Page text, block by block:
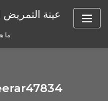
عينة
ما